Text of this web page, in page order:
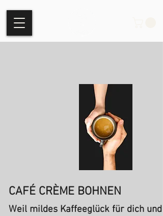
CAFÉ CRÈME BOHNEN
Weil mildes Kaffeeglück für dich und